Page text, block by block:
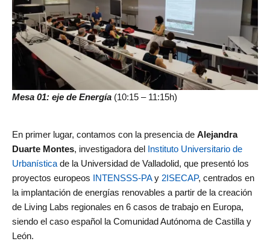
Mesa 01: eje de Energía (10:15 – 11:15h)
En primer lugar, contamos con la presencia de Alejandra
Duarte Montes, investigadora del Instituto Universitario de
Urbanística de la Universidad de Valladolid, que presentó los
proyectos europeos INTENSSS-PAy 2ISECAP, centrados en
la implantación de energías renovables a partir de la creación
de Living Labs regionales en 6 casos de trabajo en Europa,
siendo el caso español la Comunidad Autónoma de Castilla y
León.